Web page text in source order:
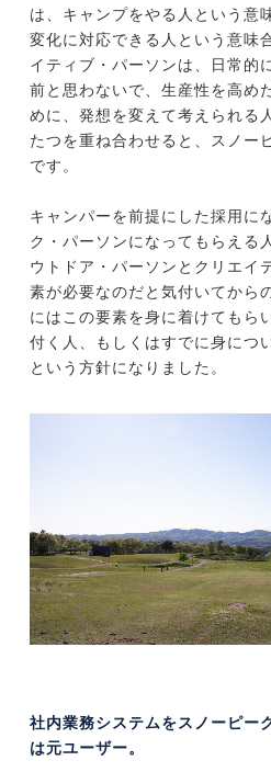
は、キャンプをやる人という意
変化に対応できる人という意味
イティブ・パーソンは、日常的
前と思わないで、生産性を高め
めに、発想を変えて考えられる
たつを重ね合わせると、スノー
です。
キャンパーを前提にした採用に
ク・パーソンになってもらえる
ウトドア・パーソンとクリエイ
素が必要なのだと気付いてから
にはこの要素を身に着けてもら
付く人、もしくはすでに身につ
という方針になりました。
社内業務システムをスノーピー
は元ユーザー。